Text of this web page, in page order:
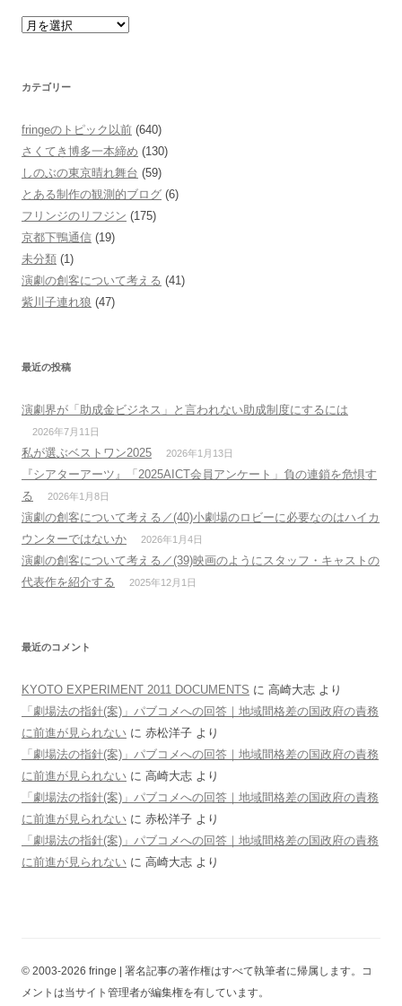
カテゴリー
fringeのトピック以前 (640)
さくてき博多一本締め (130)
しのぶの東京晴れ舞台 (59)
とある制作の観測的ブログ (6)
フリンジのリフジン (175)
京都下鴨通信 (19)
未分類 (1)
演劇の創客について考える (41)
紫川子連れ狼 (47)
最近の投稿
演劇界が「助成金ビジネス」と言われない助成制度にするには
2026年7月11日
私が選ぶベストワン2025 2026年1月13日
『シアターアーツ』「2025AICT会員アンケート」負の連鎖を危惧す
る
2026年1月8日
演劇の創客について考える／(40)小劇場のロビーに必要なのはハイカ
ウンターではないか
2026年1月4日
演劇の創客について考える／(39)映画のようにスタッフ・キャストの
代表作を紹介する
2025年12月1日
最近のコメント
KYOTO EXPERIMENT 2011 DOCUMENTS に 高崎大志 より
「劇場法の指針(案)」パブコメへの回答｜地域間格差の国政府の責務
に前進が見られない に 赤松洋子 より
「劇場法の指針(案)」パブコメへの回答｜地域間格差の国政府の責務
に前進が見られない に 高崎大志 より
「劇場法の指針(案)」パブコメへの回答｜地域間格差の国政府の責務
に前進が見られない に 赤松洋子 より
「劇場法の指針(案)」パブコメへの回答｜地域間格差の国政府の責務
に前進が見られない に 高崎大志 より
© 2003-2026 fringe | 署名記事の著作権はすべて執筆者に帰属します。コ
メントは当サイト管理者が編集権を有しています。